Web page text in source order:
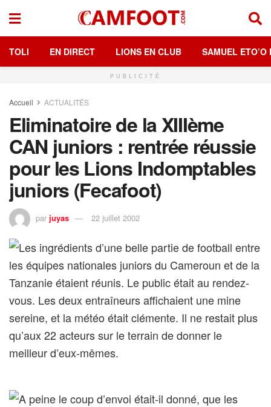
TOLI EN DIRECT LIONS EN CLUB SAMUEL ETO’O
PUBLICITÉ
Accueil ACTUALITÉS
Eliminatoire de la XIIIème
CAN juniors : rentrée réussie
pour les Lions Indomptables
juniors (Fecafoot)
par juyas 22 juillet 2002
Les ingrédients d’une belle partie de football entre
les équipes nationales juniors du Cameroun et de la
Tanzanie étaient réunis. Le public était au rendez-
vous. Les deux entraîneurs affichaient une mine
sereine, et la météo était clémente. Il ne restait plus
qu’aux 22 acteurs sur le terrain de donner le
meilleur d’eux-mêmes.
A peine le coup d’envoi était-il donné, que les